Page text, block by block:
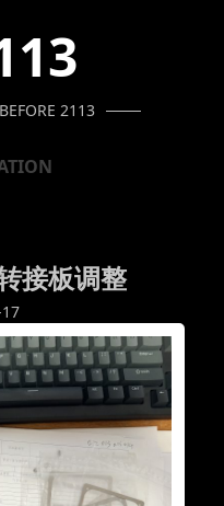
2113
接板调整